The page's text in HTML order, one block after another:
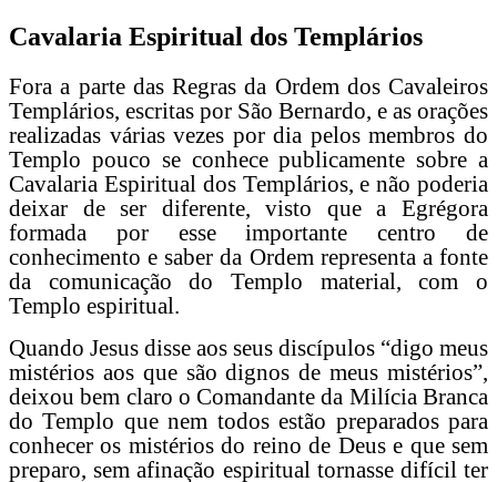
Cavalaria Espiritual dos Templários
Fora a parte das Regras da Ordem dos Cavaleiros
Templários, escritas por São Bernardo, e as orações
realizadas várias vezes por dia pelos membros do
Templo pouco se conhece publicamente sobre a
Cavalaria Espiritual dos Templários, e não poderia
deixar de ser diferente, visto que a Egrégora
formada por esse importante centro de
conhecimento e saber da Ordem representa a fonte
da comunicação do Templo material, com o
Templo espiritual.
Quando Jesus disse aos seus discípulos “digo meus
mistérios aos que são dignos de meus mistérios”,
deixou bem claro o Comandante da Milícia Branca
do Templo que nem todos estão preparados para
conhecer os mistérios do reino de Deus e que sem
preparo, sem afinação espiritual tornasse difícil ter